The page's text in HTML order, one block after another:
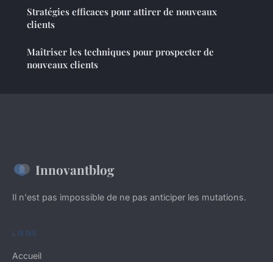
Stratégies efficaces pour attirer de nouveaux
clients
Maîtriser les techniques pour prospecter de
nouveaux clients
Innovantblog
Il n'est pas impossible de ne pas anticiper les mutations.
LIENS
Accueil